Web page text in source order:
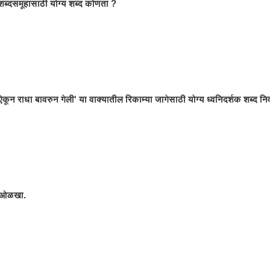
योग्य शब्द कोणता ?
राधा बावरुन गेली' या वाक्यातील रिकाम्या जागेसाठी योग्य ध्वनिदर्शक शब्द
ओळखा.